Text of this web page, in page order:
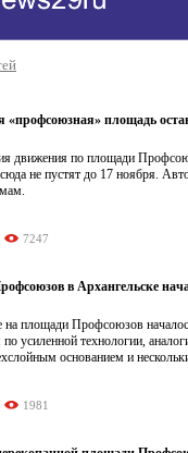
«профсоюзная» площадь
движения по площади
не пустят до 17 ноября.
7247
в Архангельске
на площади Профсоюзов
по усиленной технологии,
основанием и
1981